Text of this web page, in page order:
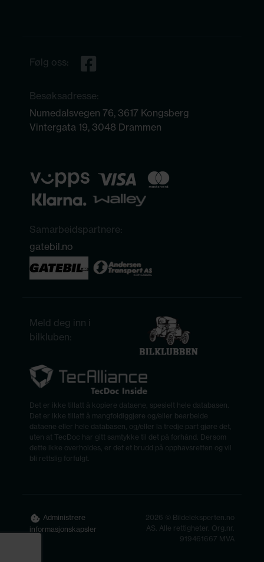
Følg oss:
Besøksadresse:
Numedalsvegen 76, 3617 Kongsberg
Vintergata 19, 3048 Drammen
Samarbeidspartnere:
gatebil.no
Meld deg inn i
bilkluben:
Det er ikke tillatt å kopiere dataene, spesielt hele databasen.
Det er ikke tillatt å mangfoldiggjøre og/eller bearbeide
dataene eller hele databasen, og/eller la tredje part gjøre det,
uten at TecDoc har gitt samtykke til det på forhånd. Dersom
dette ikke overholdes, er det et brudd på opphavsretten og vil
bli rettslig forfulgt.
Administrere
informasjonskapsler
2026 © Bildeleksperten.no
AS. Alle rettigheter. Org.nr.
919461667 MVA